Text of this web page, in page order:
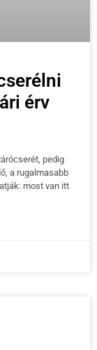
érv
pedig
a rugalmasabb
most van itt